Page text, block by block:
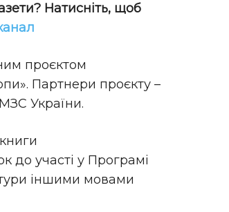
Натисніть, щоб
проєктом
Партнери проєкту –
України.​
до участі у Програмі
іншими мовами